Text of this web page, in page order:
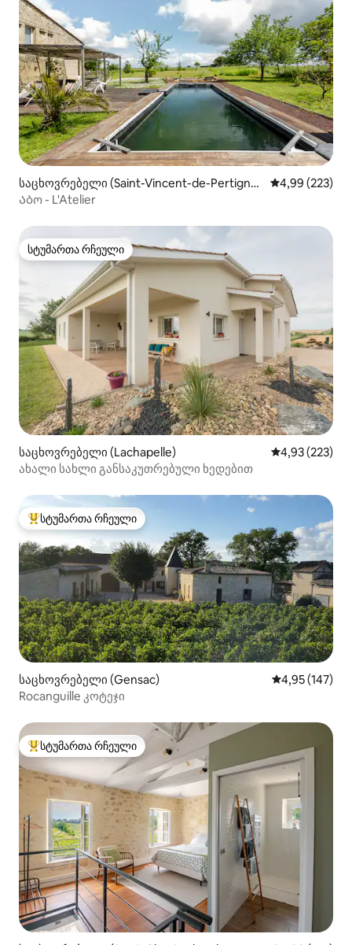
საცხოვრებელი (Saint-Vincent-de-Pertigna
s)
საშუალო
4,99 (223)
Აბო - L'Atelier
სტუმართა რჩეული
სტუმართა რჩეული
საცხოვრებელი (Lachapelle) საშუალო
4,93 (223)
ახალი სახლი განსაკუთრებული ხედებით
სტუმართა რჩეული მოწინავე ვარიანტი
სტუმართა რჩეული
საცხოვრებელი (Gensac) საშუალო
4,95 (147)
Rocanguille კოტეჯი
სტუმართა რჩეული მოწინავე ვარიანტი
სტუმართა რჩეული